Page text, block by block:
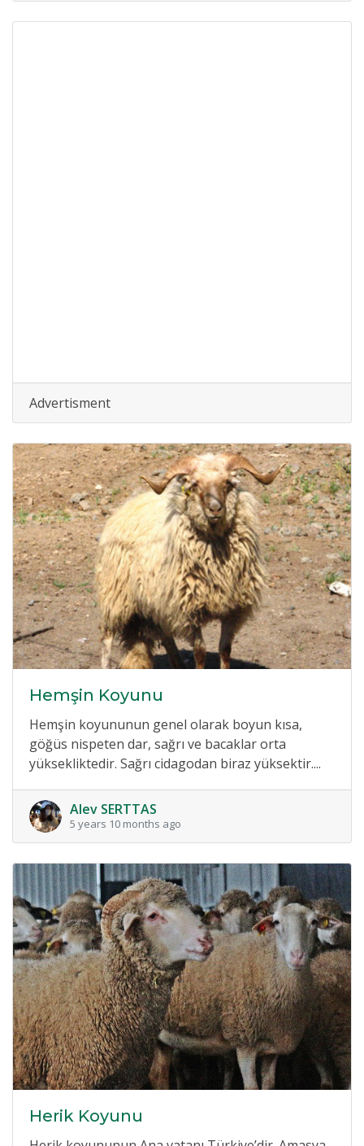
Advertisment
Hemşin Koyunu
Hemşin koyununun genel olarak boyun kısa,
göğüs nispeten dar, sağrı ve bacaklar orta
yüksekliktedir. Sağrı cidagodan biraz yüksektir....
Alev SERTTAS
5 years 10 months ago
Herik Koyunu